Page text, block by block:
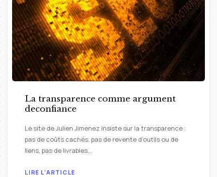
La transparence comme argument
deconfiance
Le site de Julien Jimenez insiste sur la transparence :
pas de coûts cachés, pas de revente d’outils ou de
liens, pas de livrables…
LIRE L'ARTICLE